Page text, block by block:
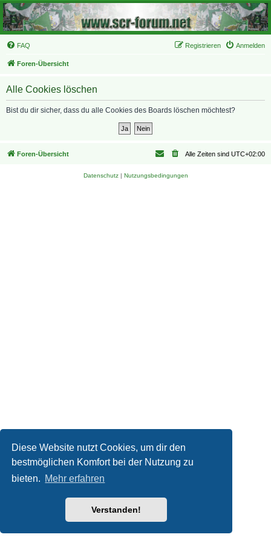
Diese Website nutzt Cookies, um dir den
bestmöglichen Komfort bei der Nutzung zu
bieten. Mehr erfahren
Verstanden!
FAQ Anmelden
Registrieren
Foren-Übersicht
Alle Cookies löschen
Bist du dir sicher, dass du alle Cookies des Boards löschen möchtest?
Foren-Übersicht Alle Zeiten sind UTC+02:00
Datenschutz| Nutzungsbedingungen